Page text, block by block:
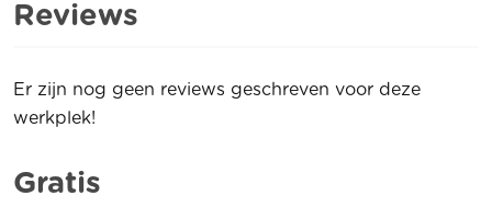
Reviews
Er zijn nog geen reviews geschreven voor deze
werkplek!
Gratis